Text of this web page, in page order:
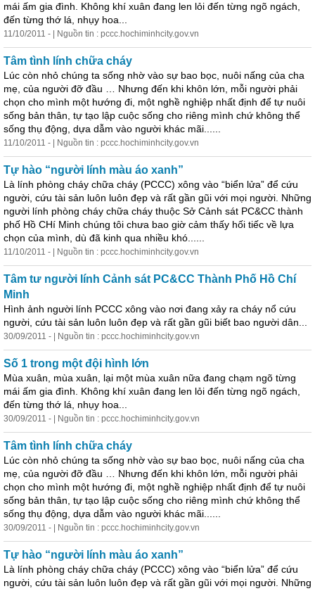
mái ấm gia đình. Không khí xuân đang len lỏi đến từng ngõ ngách,
đến từng thớ lá, nhụy hoa...
11/10/2011 - | Nguồn tin : pccc.hochiminhcity.gov.vn
Tâm tình lính chữa cháy
Lúc còn nhỏ chúng ta sống nhờ vào sự bao bọc, nuôi nấng của cha
mẹ, của người đỡ đầu … Nhưng đến khi khôn lớn, mỗi người phải
chọn cho mình một hướng đi, một nghề nghiệp nhất định để tự nuôi
sống bản thân, tự tạo lập cuộc sống cho riêng mình chứ không thể
sống thụ động, dựa dẫm vào người khác mãi......
11/10/2011 - | Nguồn tin : pccc.hochiminhcity.gov.vn
Tự hào “người lính màu áo xanh”
Là lính phòng cháy chữa cháy (PCCC) xông vào “biển lửa” để cứu
người, cứu tài sản luôn luôn đẹp và rất gần gũi với mọi người. Những
người lính phòng cháy chữa cháy thuộc Sở Cảnh sát PC&CC thành
phố Hồ CHí Minh chúng tôi chưa bao giờ cảm thấy hối tiếc về lựa
chọn của mình, dù đã kinh qua nhiều khó......
11/10/2011 - | Nguồn tin : pccc.hochiminhcity.gov.vn
Tâm tư người lính Cảnh sát PC&CC Thành Phố Hồ Chí
Minh
Hình ảnh người lính PCCC xông vào nơi đang xảy ra cháy nổ cứu
người, cứu tài sản luôn luôn đẹp và rất gần gũi biết bao người dân...
30/09/2011 - | Nguồn tin : pccc.hochiminhcity.gov.vn
Số 1 trong một đội hình lớn
Mùa xuân, mùa xuân, lại một mùa xuân nữa đang chạm ngõ từng
mái ấm gia đình. Không khí xuân đang len lỏi đến từng ngõ ngách,
đến từng thớ lá, nhụy hoa...
30/09/2011 - | Nguồn tin : pccc.hochiminhcity.gov.vn
Tâm tình lính chữa cháy
Lúc còn nhỏ chúng ta sống nhờ vào sự bao bọc, nuôi nấng của cha
mẹ, của người đỡ đầu … Nhưng đến khi khôn lớn, mỗi người phải
chọn cho mình một hướng đi, một nghề nghiệp nhất định để tự nuôi
sống bản thân, tự tạo lập cuộc sống cho riêng mình chứ không thể
sống thụ động, dựa dẫm vào người khác mãi......
30/09/2011 - | Nguồn tin : pccc.hochiminhcity.gov.vn
Tự hào “người lính màu áo xanh”
Là lính phòng cháy chữa cháy (PCCC) xông vào “biển lửa” để cứu
người, cứu tài sản luôn luôn đẹp và rất gần gũi với mọi người. Những